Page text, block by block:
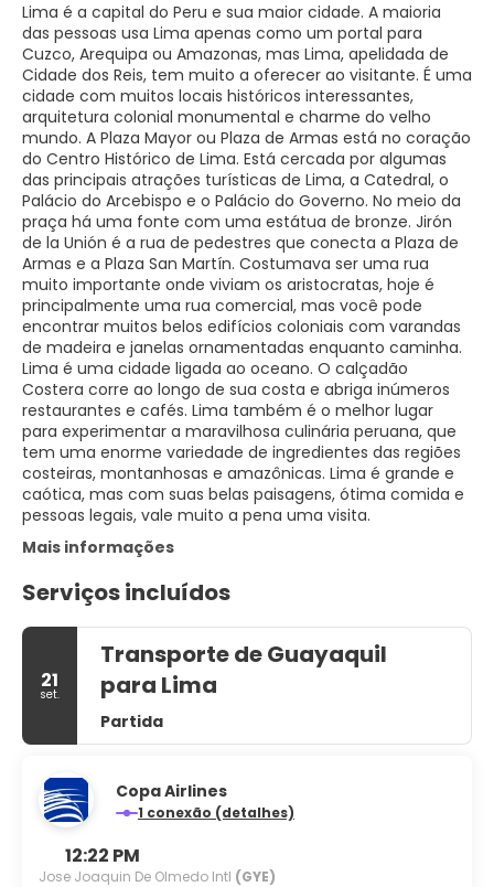
Lima é a capital do Peru e sua maior cidade. A maioria
das pessoas usa Lima apenas como um portal para
Cuzco, Arequipa ou Amazonas, mas Lima, apelidada de
Cidade dos Reis, tem muito a oferecer ao visitante. É uma
cidade com muitos locais históricos interessantes,
arquitetura colonial monumental e charme do velho
mundo. A Plaza Mayor ou Plaza de Armas está no coração
do Centro Histórico de Lima. Está cercada por algumas
das principais atrações turísticas de Lima, a Catedral, o
Palácio do Arcebispo e o Palácio do Governo. No meio da
praça há uma fonte com uma estátua de bronze. Jirón
de la Unión é a rua de pedestres que conecta a Plaza de
Armas e a Plaza San Martín. Costumava ser uma rua
muito importante onde viviam os aristocratas, hoje é
principalmente uma rua comercial, mas você pode
encontrar muitos belos edifícios coloniais com varandas
de madeira e janelas ornamentadas enquanto caminha.
Lima é uma cidade ligada ao oceano. O calçadão
Costera corre ao longo de sua costa e abriga inúmeros
restaurantes e cafés. Lima também é o melhor lugar
para experimentar a maravilhosa culinária peruana, que
tem uma enorme variedade de ingredientes das regiões
costeiras, montanhosas e amazônicas. Lima é grande e
caótica, mas com suas belas paisagens, ótima comida e
pessoas legais, vale muito a pena uma visita.
Mais informações
Serviços incluídos
21
set.
Transporte de Guayaquil
para Lima
Partida
Copa Airlines
1 conexão (detalhes)
12:22 PM
Jose Joaquin De Olmedo Intl (GYE)